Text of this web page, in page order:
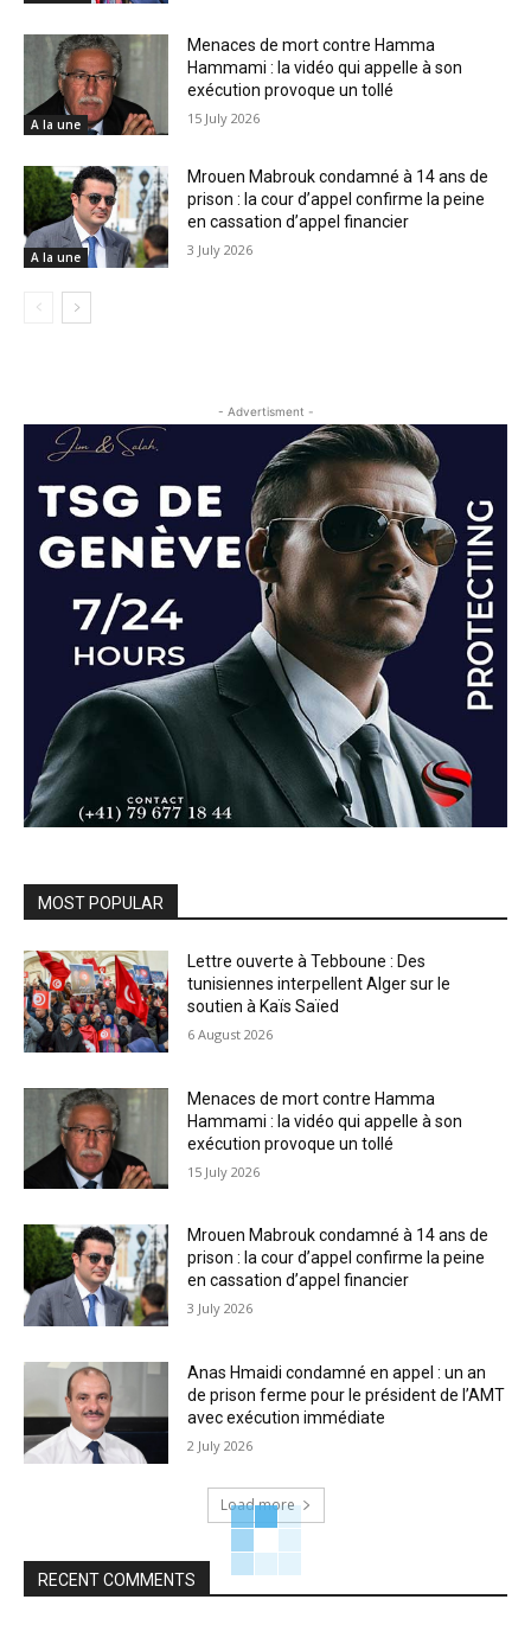
A la une
Menaces de mort contre Hamma
Hammami : la vidéo qui appelle à son
exécution provoque un tollé
15 July 2026
A la une
Mrouen Mabrouk condamné à 14 ans de
prison : la cour d’appel confirme la peine
en cassation d’appel financier
3 July 2026
- Advertisment -
MOST POPULAR
Lettre ouverte à Tebboune : Des
tunisiennes interpellent Alger sur le
soutien à Kaïs Saïed
6 August 2026
Menaces de mort contre Hamma
Hammami : la vidéo qui appelle à son
exécution provoque un tollé
15 July 2026
Mrouen Mabrouk condamné à 14 ans de
prison : la cour d’appel confirme la peine
en cassation d’appel financier
3 July 2026
Anas Hmaidi condamné en appel : un an
de prison ferme pour le président de l’AMT
avec exécution immédiate
2 July 2026
Load more
RECENT COMMENTS